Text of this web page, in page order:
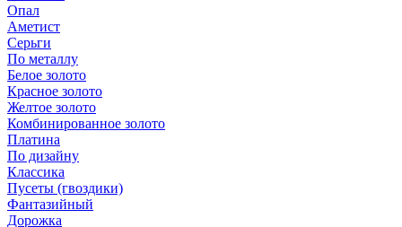
Опал
Аметист
Серьги
По металлу
Белое золото
Красное золото
Желтое золото
Комбинированное золото
Платина
По дизайну
Классика
Пусеты (гвоздики)
Фантазийный
Дорожка